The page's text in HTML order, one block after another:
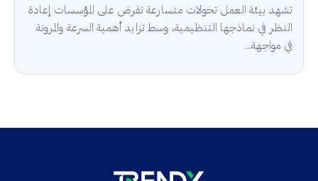
تشهد بيئة العمل تحولات متسارعة تفرض على المؤسسات إعادة
النظر في نماذجها التنظيمية، وسط تزايد أهمية السرعة والمرونة
في مواجهة...